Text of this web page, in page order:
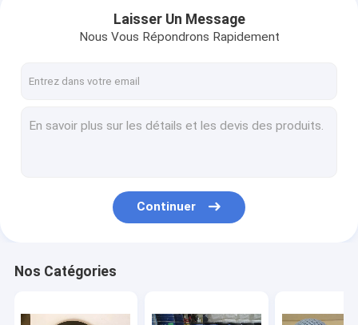
Des produits
Laisser Un Message
Nous Vous Répondrons Rapidement
Continuer
Nos Catégories